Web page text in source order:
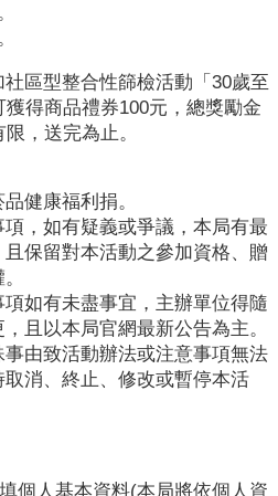
區型整合性篩檢活動「30歲至
得商品禮券100元，總獎勵金
，送完為止。
健康福利捐。
，如有疑義或爭議，本局有最
保留對本活動之參加資格、贈
如有未盡事宜，主辦單位得隨
且以本局官網最新公告為主。
由致活動辦法或注意事項無法
消、終止、修改或暫停本活
個人基本資料(本局將依個人資